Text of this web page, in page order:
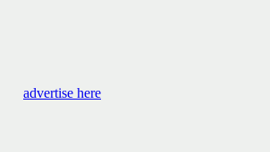
advertise here